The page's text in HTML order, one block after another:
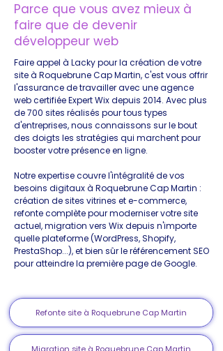
Parce que vous avez mieux à
faire que de devenir
développeur web
Faire appel à Lacky pour la création de votre
site à Roquebrune Cap Martin, c'est vous offrir
l'assurance de travailler avec une agence
web certifiée Expert Wix depuis 2014. Avec plus
de 700 sites réalisés pour tous types
d'entreprises, nous connaissons sur le bout
des doigts les stratégies qui marchent pour
booster votre présence en ligne.
Notre expertise couvre l'intégralité de vos
besoins digitaux à Roquebrune Cap Martin :
création de sites vitrines et e-commerce,
refonte complète pour moderniser votre site
actuel, migration vers Wix depuis n'importe
quelle plateforme (WordPress, Shopify,
PrestaShop...), et bien sûr le référencement SEO
pour atteindre la première page de Google.
Refonte site à Roquebrune Cap Martin
Migration site à Roquebrune Cap Martin